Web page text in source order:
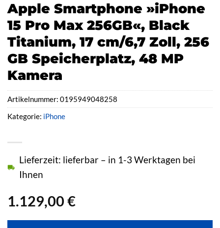
Apple Smartphone »iPhone
15 Pro Max 256GB«, Black
Titanium, 17 cm/6,7 Zoll, 256
GB Speicherplatz, 48 MP
Kamera
1.129,00 €
Lieferzeit: lieferbar – in 1-3 Werktagen bei
Ihnen
Artikelnummer: 0195949048258
Kategorie: iPhone